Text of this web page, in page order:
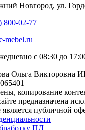
Новгород, ул.
800-02-77
mebel.ru
с 08:30 до
Ольга Викторовна
копирование
предназначена
является публичной
ПД